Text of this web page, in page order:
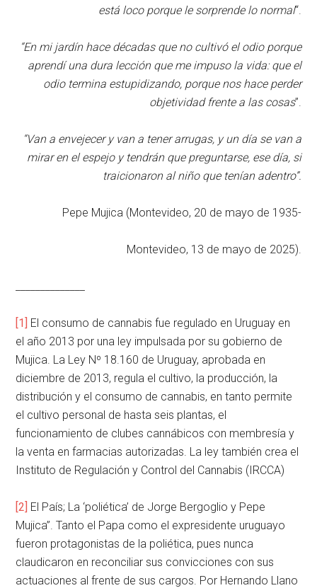
está loco porque le sorprende lo normal“.
“En mi jardín hace décadas que no cultivó el odio porque
aprendí una dura lección que me impuso la vida: que el
odio termina estupidizando, porque nos hace perder
objetividad frente a las cosas”.
“Van a envejecer y van a tener arrugas, y un día se van a
mirar en el espejo y tendrán que preguntarse, ese día, si
traicionaron al niño que tenían adentro”.
Pepe Mujica (Montevideo, 20 de mayo de 1935-
Montevideo, 13 de mayo de 2025).
[1] El consumo de cannabis fue regulado en Uruguay en
el año 2013 por una ley impulsada por su gobierno de
Mujica. La Ley Nº 18.160 de Uruguay, aprobada en
diciembre de 2013, regula el cultivo, la producción, la
distribución y el consumo de cannabis, en tanto permite
el cultivo personal de hasta seis plantas, el
funcionamiento de clubes cannábicos con membresía y
la venta en farmacias autorizadas. La ley también crea el
Instituto de Regulación y Control del Cannabis (IRCCA)
[2] El País; La ‘poliética’ de Jorge Bergoglio y Pepe
Mujica”. Tanto el Papa como el expresidente uruguayo
fueron protagonistas de la poliética, pues nunca
claudicaron en reconciliar sus convicciones con sus
actuaciones al frente de sus cargos. Por Hernando Llano